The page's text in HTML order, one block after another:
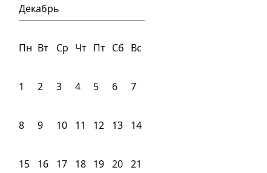
Декабрь
Пн Вт Ср Чт Пт Сб Вс
1 2 3 4 5 6 7
8 9 10 11 12 13 14
15 16 17 18 19 20 21